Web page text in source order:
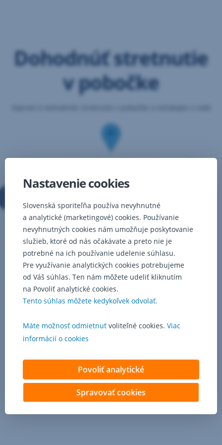
Dohodnúť stretnutie
v pobočke
Nastavenie cookies
Slovenská sporiteľňa používa nevyhnutné
a analytické (marketingové) cookies. Používanie
nevyhnutných cookies nám umožňuje poskytovanie
služieb, ktoré od nás očakávate a preto nie je
potrebné na ich používanie udelenie súhlasu.
Pre využívanie analytických cookies potrebujeme
od Váš súhlas. Ten nám môžete udeliť kliknutím
na Povoliť analytické cookies.
Tento súhlas môžete kedykoľvek odvolať.
Máte možnosť odmietnuť voliteľné cookies. Viac
informácií o cookies
Povoliť analytické
Spravovať cookies